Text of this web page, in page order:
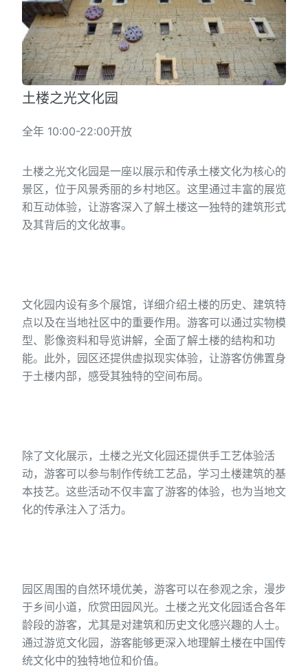
土楼之光文化园
全年 10:00-22:00开放
土楼之光文化园是一座以展示和传承土楼文化为核心的
景区，位于风景秀丽的乡村地区。这里通过丰富的展览
和互动体验，让游客深入了解土楼这一独特的建筑形式
及其背后的文化故事。
文化园内设有多个展馆，详细介绍土楼的历史、建筑特
点以及在当地社区中的重要作用。游客可以通过实物模
型、影像资料和导览讲解，全面了解土楼的结构和功
能。此外，园区还提供虚拟现实体验，让游客仿佛置身
于土楼内部，感受其独特的空间布局。
除了文化展示，土楼之光文化园还提供手工艺体验活
动，游客可以参与制作传统工艺品，学习土楼建筑的基
本技艺。这些活动不仅丰富了游客的体验，也为当地文
化的传承注入了活力。
园区周围的自然环境优美，游客可以在参观之余，漫步
于乡间小道，欣赏田园风光。土楼之光文化园适合各年
龄段的游客，尤其是对建筑和历史文化感兴趣的人士。
通过游览文化园，游客能够更深入地理解土楼在中国传
统文化中的独特地位和价值。